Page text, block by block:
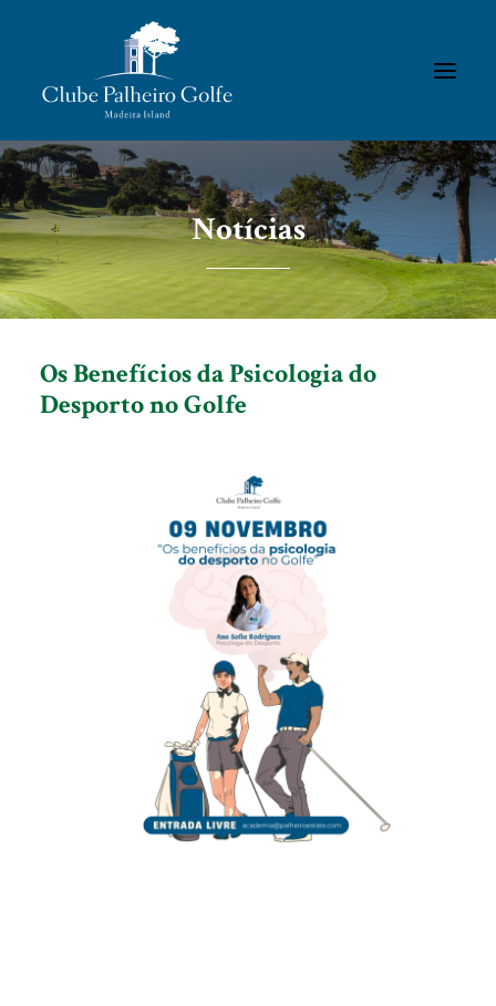
INÍCIO
O CLUBE
ACADEMIA
ASSOCIADOS / RESULTADOS
GALERIAS
Notícias
Os Benefícios da Psicologia do
Desporto no Golfe